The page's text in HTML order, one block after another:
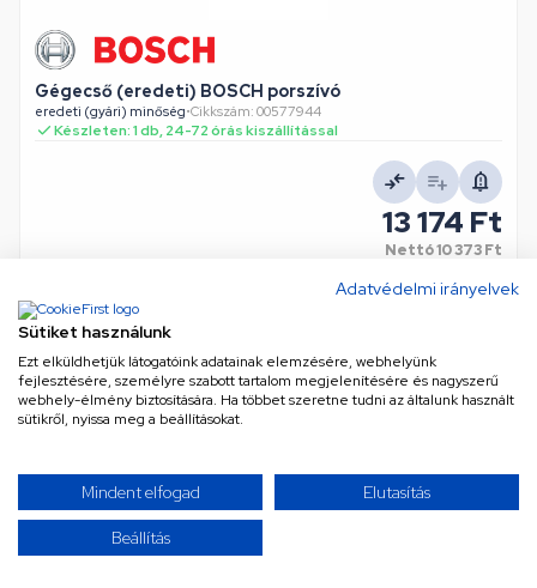
Adatvédelmi irányelvek
Sütiket használunk
Ezt elküldhetjük látogatóink adatainak elemzésére, webhelyünk
fejlesztésére, személyre szabott tartalom megjelenítésére és nagyszerű
webhely-élmény biztosítására. Ha többet szeretne tudni az általunk használt
sütikről, nyissa meg a beállításokat.
Mindent elfogad Elutasítás
Beállítás
Gégecső (eredeti) BOSCH porszívó
eredeti (gyári) minőség•Cikkszám: 00577944
Készleten: 1 db, 24-72 órás kiszállítással
13 174 Ft
Nettó10 373 Ft
KOSÁRBA
Gégecső (eredeti) BOSCH porszívó